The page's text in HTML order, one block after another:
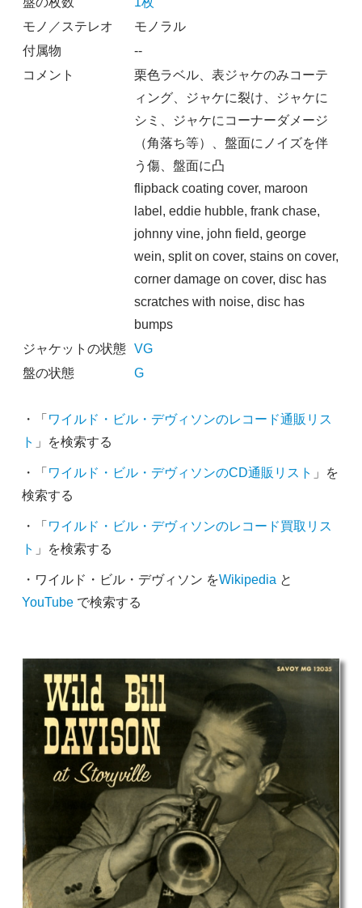
モノ／ステレオ
モノラル
付属物
--
コメント
栗色ラベル、表ジャケのみコーテ
ィング、ジャケに裂け、ジャケに
シミ、ジャケにコーナーダメージ
（角落ち等）、盤面にノイズを伴
う傷、盤面に凸
flipback coating cover, maroon
label, eddie hubble, frank chase,
johnny vine, john field, george
wein, split on cover, stains on cover,
corner damage on cover, disc has
scratches with noise, disc has
bumps
ジャケットの状態 VG
盤の状態
G
・「 ワイルド・ビル・デヴィソンのレコード通販リス
ト 」を検索する
・「 ワイルド・ビル・デヴィソンのCD通販リスト 」を
検索する
・「 ワイルド・ビル・デヴィソンのレコード買取リス
ト 」を検索する
・ワイルド・ビル・デヴィソン をWikipedia と
YouTubeで検索する